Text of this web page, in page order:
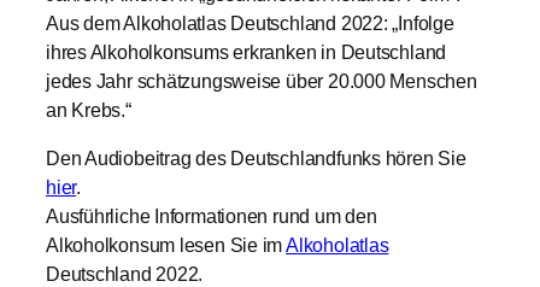
Aus dem Alkoholatlas Deutschland 2022: „Infolge
ihres Alkoholkonsums erkranken in Deutschland
jedes Jahr schätzungsweise über 20.000 Menschen
an Krebs.“
Den Audiobeitrag des Deutschlandfunks hören Sie
hier.
Ausführliche Informationen rund um den
Alkoholkonsum lesen Sie imAlkoholatlas
Deutschland 2022.